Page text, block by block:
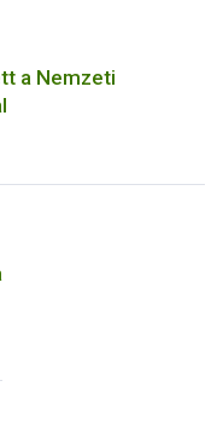
a Nemzeti